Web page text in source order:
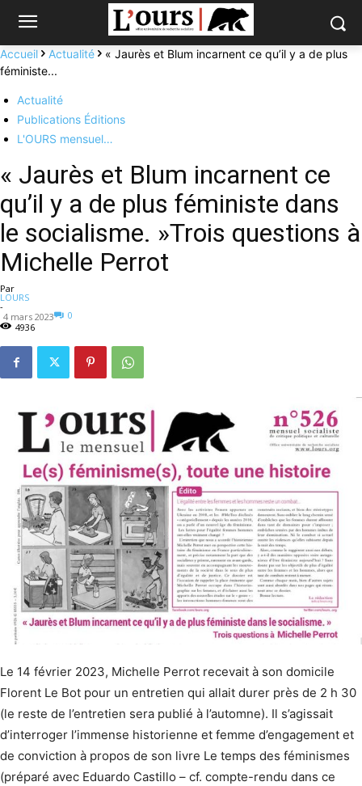
Accueil Actualité
« Jaurès et Blum incarnent ce qu’il y a de plus
féministe...
Actualité
Publications Éditions
L'OURS mensuel…
« Jaurès et Blum incarnent ce
qu’il y a de plus féministe dans
le socialisme. »Trois questions à
Michelle Perrot
Par
LOURS
-
4 mars 2023
0
4936
Le 14 février 2023, Michelle Perrot recevait à son domicile
Florent Le Bot pour un entretien qui allait durer près de 2 h 30
(le reste de l’entretien sera publié à l’automne). Il s’agissait
d’interroger l’immense historienne et femme d’engagement et
de conviction à propos de son livre Le temps des féminismes
(préparé avec Eduardo Castillo – cf. compte-rendu dans ce